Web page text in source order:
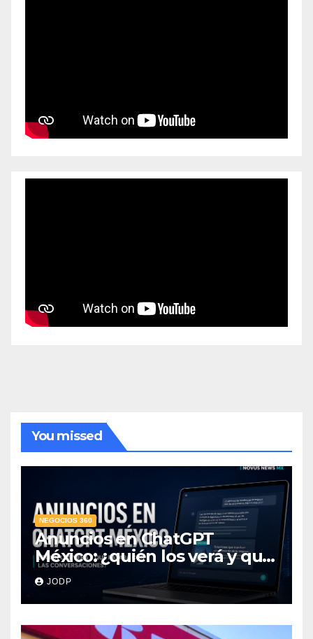
You missed
NEGOCIOS 360
Anuncios en ChatGPT
México: ¿quién los verá y qué
pasará con las
conversaciones?
JODP